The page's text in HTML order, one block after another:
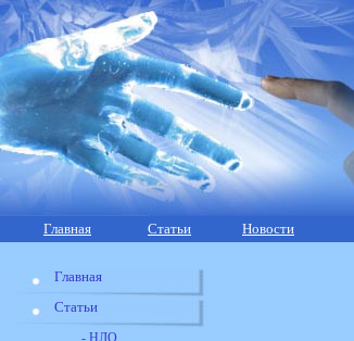
Главная Статьи Новости
Главная
Статьи
- НЛО